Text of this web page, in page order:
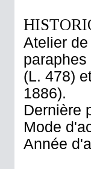
Atelier
(L. 478)
1886).
Dernière
Mode
Année